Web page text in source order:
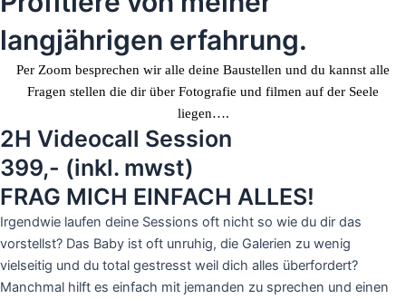
langjährigen erfahrung.
Per Zoom besprechen wir alle deine Baustellen und du kannst alle
Fragen stellen die dir über Fotografie und filmen auf der Seele
liegen….
2H Videocall Session
399,- (inkl. mwst)
FRAG MICH EINFACH ALLES!
Irgendwie laufen deine Sessions oft nicht so wie du dir das
vorstellst? Das Baby ist oft unruhig, die Galerien zu wenig
vielseitig und du total gestresst weil dich alles überfordert?
Manchmal hilft es einfach mit jemanden zu sprechen und einen